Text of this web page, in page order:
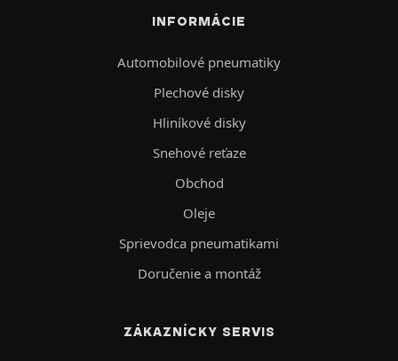
INFORMÁCIE
Automobilové pneumatiky
Plechové disky
Hliníkové disky
Snehové reťaze
Obchod
Oleje
Sprievodca pneumatikami
Doručenie a montáž
ZÁKAZNÍCKY SERVIS